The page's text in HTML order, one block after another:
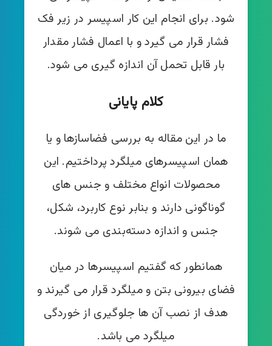
شود. برای انجام این کار اسپیسر در زیر فک
فشار قرار می گیرد و با اعمال فشار مقدار
بار قابل تحمل آن اندازه گیری می شود.
کلام پایانی
ما در این مقاله به بررسی فضاسازها و یا
همان اسپیسرهای میلگرد پرداختیم. این
محصولات انواع مختلف و جنس های
گوناگونی دارند و بنابر نوع کاربرد، شکل،
جنس و اندازه دسته‌بندی می شوند.
همانطور که گفتیم اسپیسرها در میان
فضای بیرونی بتن و میلگرد قرار می گیرند و
هدف از نصب آن ها جلوگیری از خوردگی
میلگرد می باشد.